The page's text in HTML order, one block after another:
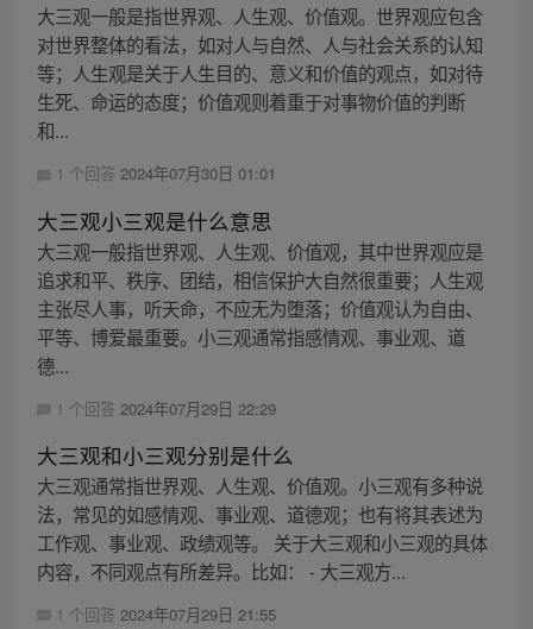
大三观一般是指世界观、人生观、价值观。世界观应包含
对世界整体的看法，如对人与自然、人与社会关系的认知
等；人生观是关于人生目的、意义和价值的观点，如对待
生死、命运的态度；价值观则着重于对事物价值的判断
和...
1 个回答 2024年07月30日 01:01
大三观小三观是什么意思
大三观一般指世界观、人生观、价值观，其中世界观应是
追求和平、秩序、团结，相信保护大自然很重要；人生观
主张尽人事，听天命，不应无为堕落；价值观认为自由、
平等、博爱最重要。小三观通常指感情观、事业观、道
德...
1 个回答 2024年07月29日 22:29
大三观和小三观分别是什么
大三观通常指世界观、人生观、价值观。小三观有多种说
法，常见的如感情观、事业观、道德观；也有将其表述为
工作观、事业观、政绩观等。 关于大三观和小三观的具体
内容，不同观点有所差异。比如： - 大三观方...
1 个回答 2024年07月29日 21:55